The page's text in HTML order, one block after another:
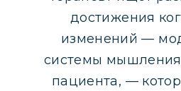
достижения
изменений —
системы
пациента, —